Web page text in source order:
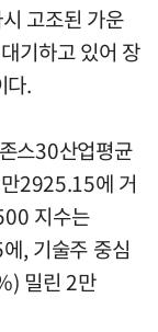
고조된 가운
기하고 있어 장
다.
스30산업평균
2925.15에 거
지수는
, 기술주 중심
밀린 2만